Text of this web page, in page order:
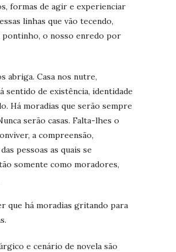
formas de agir e experienciar
linhas que vão tecendo,
o nosso enredo por
abriga. Casa nos nutre,
sentido de existência, identidade
Há moradias que serão sempre
serão casas. Falta-lhes o
a compreensão,
pessoas as quais se
somente como moradores,
que há moradias gritando para
e cenário de novela são